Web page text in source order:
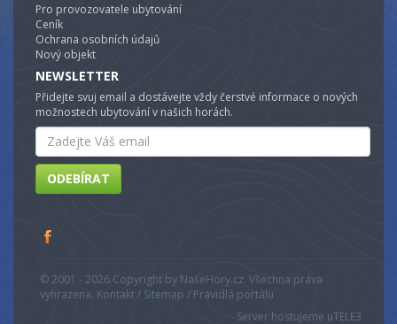
Pro provozovatele ubytování
Ceník
Ochrana osobních údajů
Nový objekt
NEWSLETTER
Přidejte svuj email a dostávejte vždy čerstvé informace o nových
možnostech ubytování v našich horách.
Email
ODEBÍRAT
© 2001 - 2026 Copyright by NašeHory.cz. Všechna práva
vyhrazena. Kontakt / Sitemap / Pravidlá portálu
Server hostujeme uTELE3